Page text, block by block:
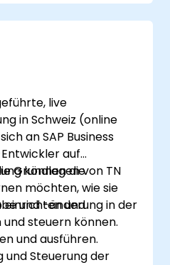
Kunden und
von SAP ERP
über SAP ERP
anwenden können.
Zertifizierungen und
können.
live
in Schweiz (online
an SAP Business
auf
Grundlagen von TN
möchten, wie sie
und -änderung in der
steuern können.
können die
einrichten und
und ausführen.
und Steuerung der